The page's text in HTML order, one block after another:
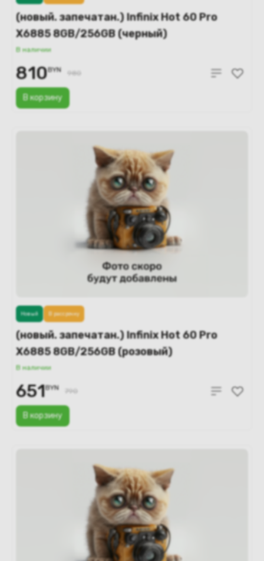
(новый. запечатан.) Infinix Hot 60 Pro
X6885 8GB/256GB (черный)
В наличии
В корзину
810BYN 980
(новый. запечатан.) Infinix Hot 60 Pro
X6885 8GB/256GB (розовый)
В наличии
В корзину
Новый В рассрочку
651BYN 790